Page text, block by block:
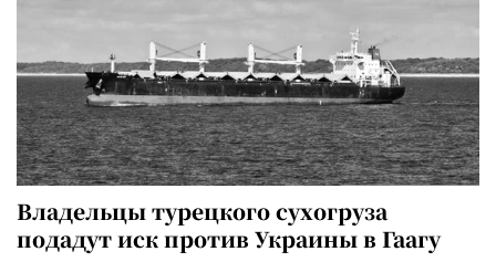
Владельцы турецкого сухогруза
подадут иск против Украины в Гаагу